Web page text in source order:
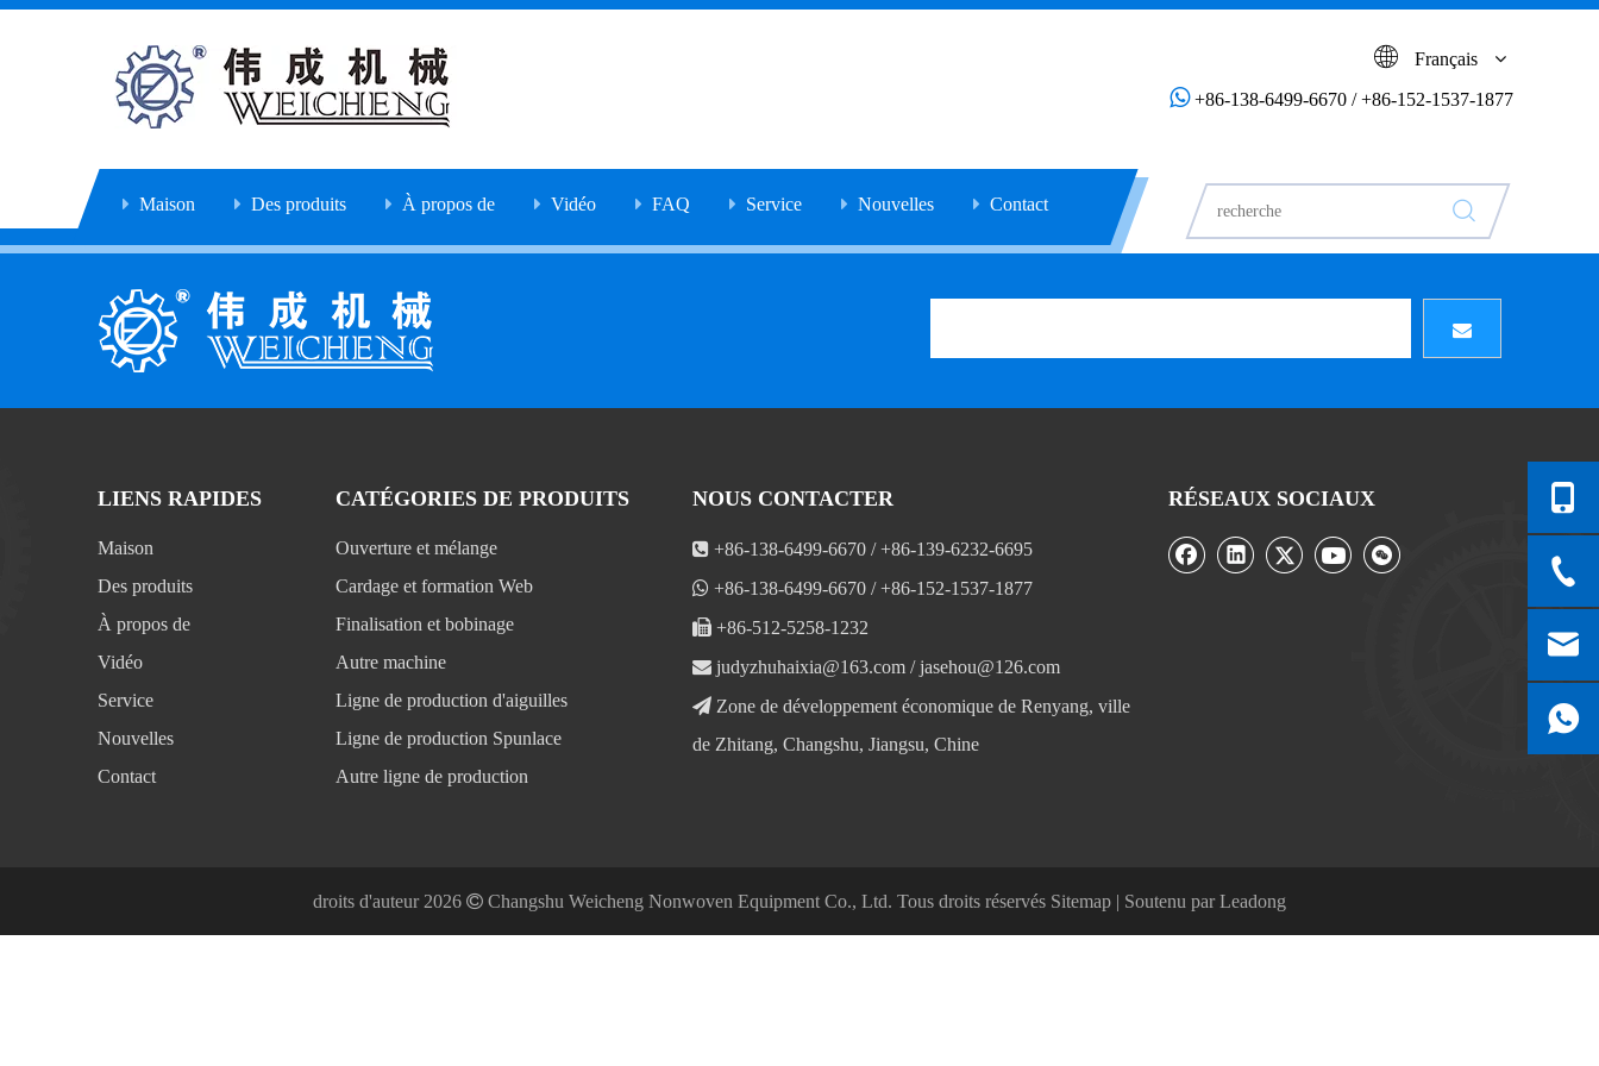
Français
+86-138-6499-6670 / +86-152-1537-1877
Maison Des produits À propos de Vidéo FAQ Service Nouvelles Contact
LIENS RAPIDES
Maison
Des produits
À propos de
Vidéo
Service
Nouvelles
Contact
CATÉGORIES DE PRODUITS
Ouverture et mélange
Cardage et formation Web
Finalisation et bobinage
Autre machine
Ligne de production d'aiguilles
Ligne de production Spunlace
Autre ligne de production
NOUS CONTACTER
 +86-138-6499-6670 / +86-139-6232-6695
 +86-138-6499-6670 / +86-152-1537-1877
 +86-512-5258-1232
 judyzhuhaixia@163.com /jasehou@126.com
 Zone de développement économique de Renyang, ville
de Zhitang, Changshu, Jiangsu, Chine
RÉSEAUX SOCIAUX
droits d'auteur 2026  Changshu Weicheng Nonwoven Equipment Co., Ltd. Tous droits réservés Sitemap | Soutenu parLeadong